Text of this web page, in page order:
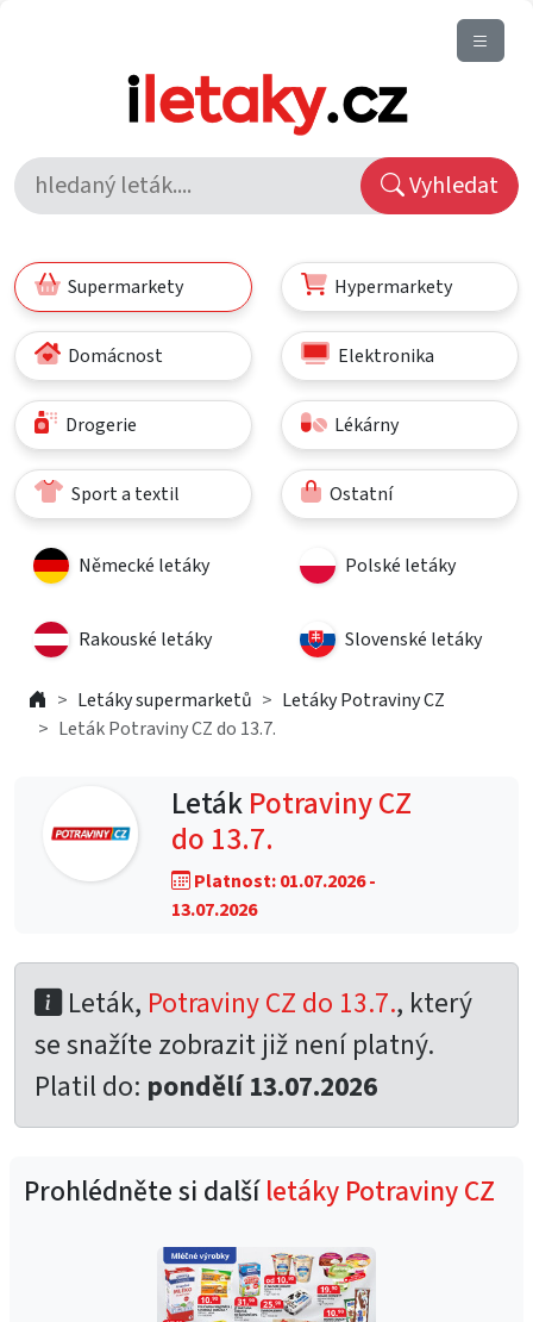
Vyhledat
Supermarkety Hypermarkety
Domácnost Elektronika
Drogerie Lékárny
Sport a textil Ostatní
Německé letáky Polské letáky
Rakouské letáky Slovenské letáky
Letáky supermarketů
Letáky Potraviny CZ
Leták Potraviny CZ do 13.7.
LetákPotraviny CZ
do 13.7.
Platnost: 01.07.2026 -
13.07.2026
Leták, Potraviny CZ do 13.7., který
se snažíte zobrazit již není platný.
Platil do: pondělí 13.07.2026
Prohlédněte si dalšíletáky Potraviny CZ